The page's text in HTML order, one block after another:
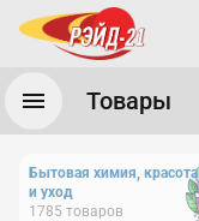
Товары
Бытовая химия, красота
и уход
1785 товаров